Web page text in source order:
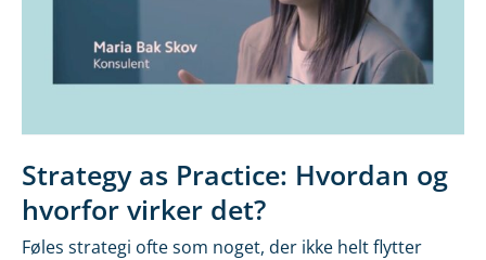
Strategy as Practice: Hvordan og
hvorfor virker det?
Føles strategi ofte som noget, der ikke helt flytter